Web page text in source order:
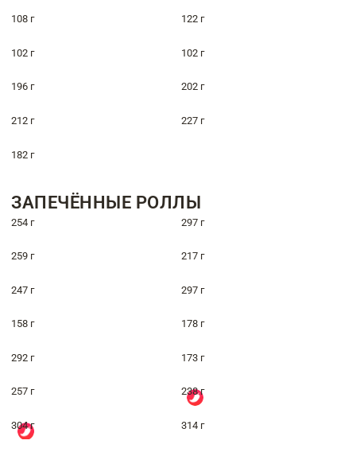
108 г 122 г
102 г 102 г
196 г 202 г
212 г 227 г
182 г
ЗАПЕЧЁННЫЕ РОЛЛЫ
254 г 297 г
259 г 217 г
247 г 297 г
158 г 178 г
292 г 173 г
257 г 238 г
304 г 314 г